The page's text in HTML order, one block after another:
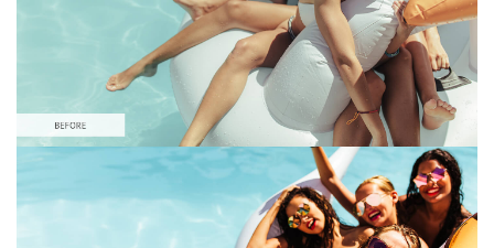
Please select
Free Nightclub Lightroom Preset #6
Wedding Classic